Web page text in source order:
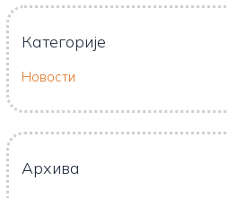
Категорије
Новости
Архива